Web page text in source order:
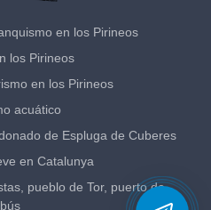
en los Pirineos
los Pirineos
en los Pirineos
acuático
de Espluga de Cuberes
en Catalunya
pueblo de Tor, puerto de